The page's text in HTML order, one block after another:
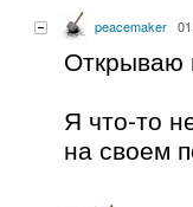
peacemaker
Открываю
Я что-то
на своем